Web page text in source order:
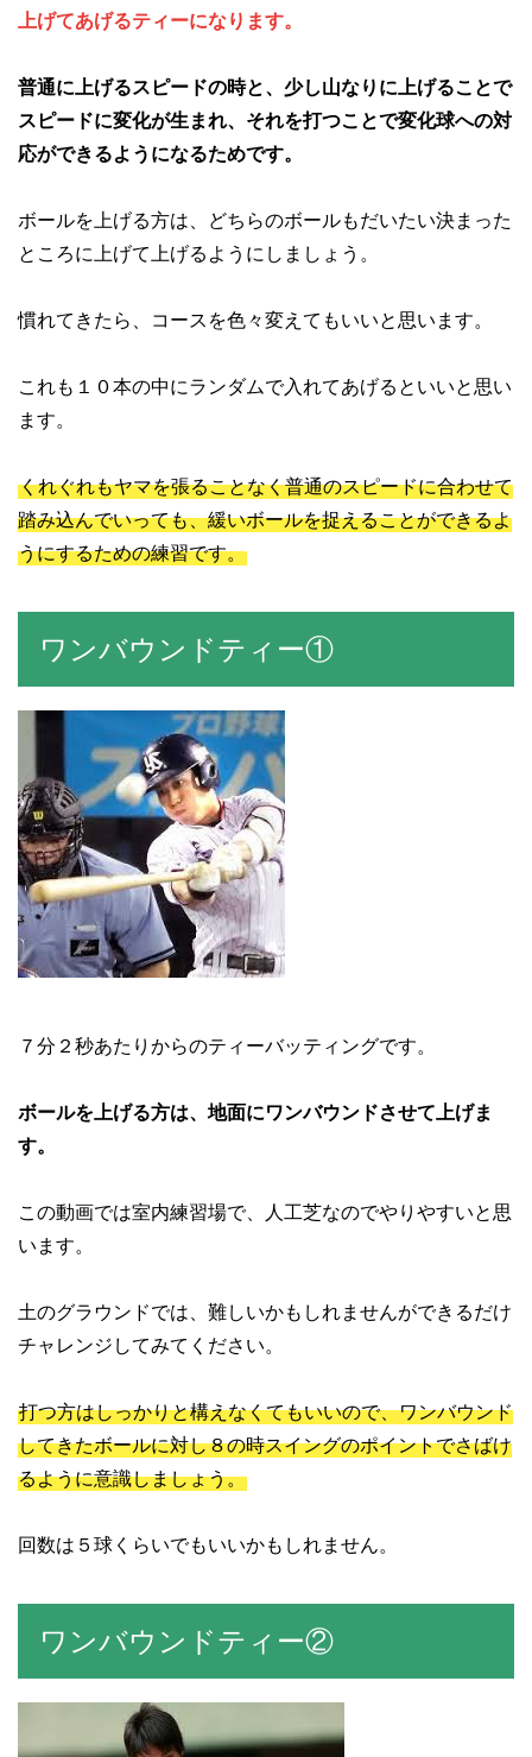
上げてあげるティーになります。
普通に上げるスピードの時と、少し山なりに上げることで
スピードに変化が生まれ、それを打つことで変化球への対
応ができるようになるためです。
ボールを上げる方は、どちらのボールもだいたい決まった
ところに上げて上げるようにしましょう。
慣れてきたら、コースを色々変えてもいいと思います。
これも１０本の中にランダムで入れてあげるといいと思い
ます。
くれぐれもヤマを張ることなく普通のスピードに合わせて
踏み込んでいっても、緩いボールを捉えることができるよ
うにするための練習です。
ワンバウンドティー①
７分２秒あたりからのティーバッティングです。
ボールを上げる方は、地面にワンバウンドさせて上げま
す。
この動画では室内練習場で、人工芝なのでやりやすいと思
います。
土のグラウンドでは、難しいかもしれませんができるだけ
チャレンジしてみてください。
打つ方はしっかりと構えなくてもいいので、ワンバウンド
してきたボールに対し８の時スイングのポイントでさばけ
るように意識しましょう。
回数は５球くらいでもいいかもしれません。
ワンバウンドティー②